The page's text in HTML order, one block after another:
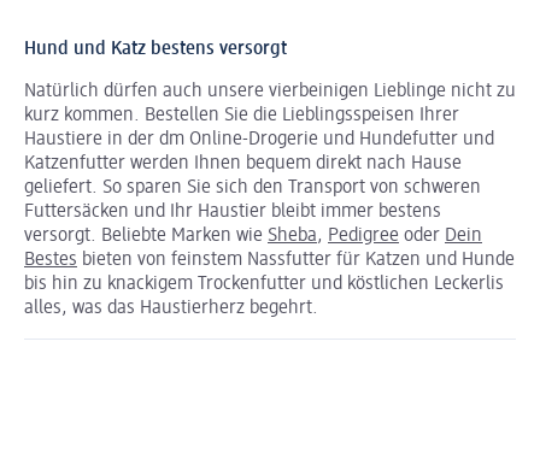
Hund und Katz bestens versorgt
Natürlich dürfen auch unsere vierbeinigen Lieblinge nicht zu
kurz kommen. Bestellen Sie die Lieblingsspeisen Ihrer
Haustiere in der dm Online-Drogerie und Hundefutter und
Katzenfutter werden Ihnen bequem direkt nach Hause
geliefert. So sparen Sie sich den Transport von schweren
Futtersäcken und Ihr Haustier bleibt immer bestens
versorgt. Beliebte Marken wie Sheba, Pedigree oder Dein
Bestes bieten von feinstem Nassfutter für Katzen und Hunde
bis hin zu knackigem Trockenfutter und köstlichen Leckerlis
alles, was das Haustierherz begehrt.